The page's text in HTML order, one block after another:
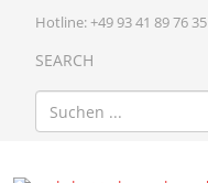
Hotline: +49 93 41 89 76 35
SEARCH